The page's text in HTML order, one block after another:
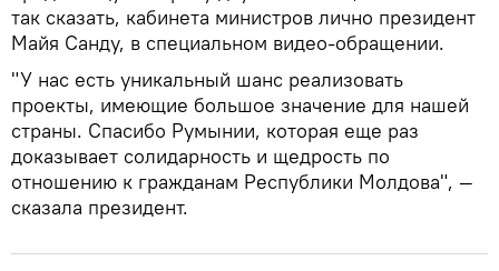
так сказать, кабинета министров лично президент
Майя Санду, в специальном видео-обращении.
"У нас есть уникальный шанс реализовать
проекты, имеющие большое значение для нашей
страны. Спасибо Румынии, которая еще раз
доказывает солидарность и щедрость по
отношению к гражданам Республики Молдова", —
сказала президент.